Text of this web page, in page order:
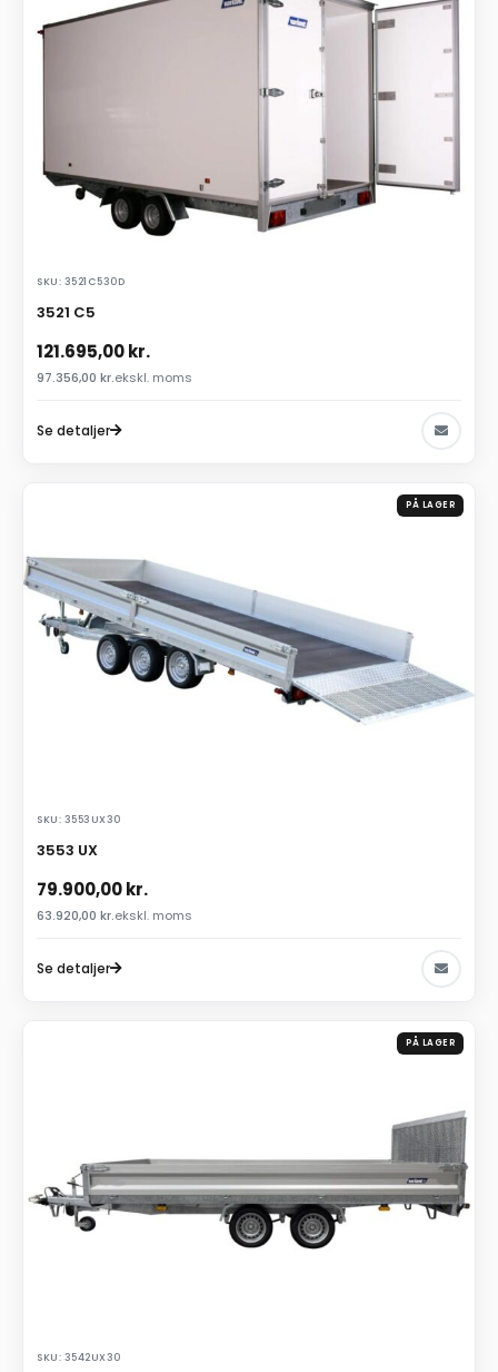
SKU: 3521C530D
3521 C5
121.695,00kr.
97.356,00 kr.ekskl. moms
Se detaljer
PÅ LAGER
SKU: 3553UX30
3553 UX
79.900,00kr.
63.920,00 kr.ekskl. moms
Se detaljer
PÅ LAGER
SKU: 3542UX30